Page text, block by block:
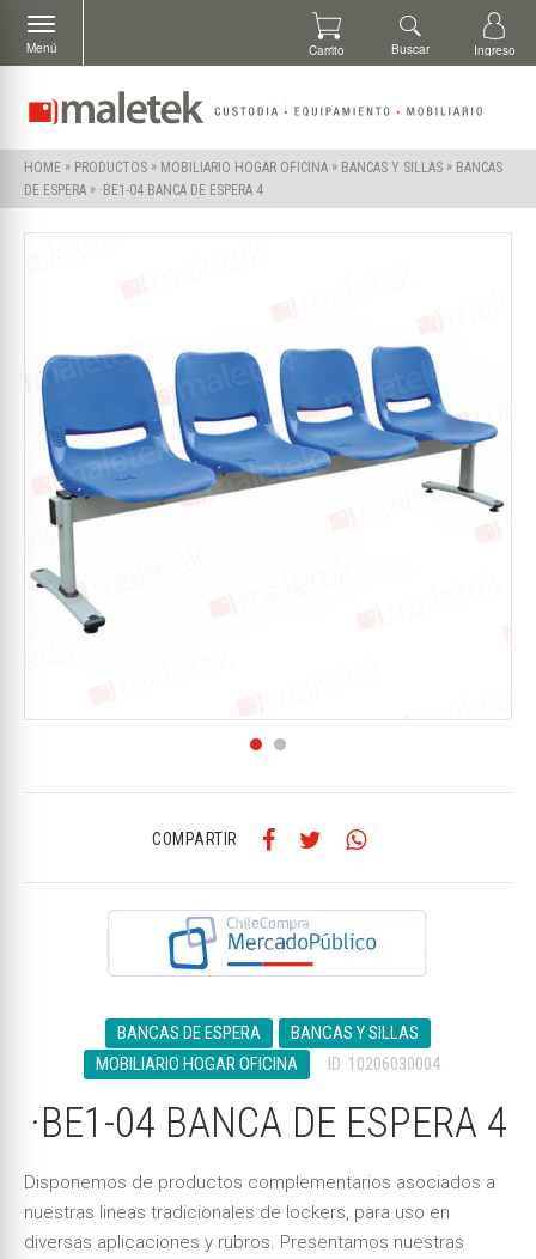
HOME » PRODUCTOS » MOBILIARIO HOGAR OFICINA » BANCAS Y SILLAS » BANCAS
DE ESPERA » ·BE1-04 BANCA DE ESPERA 4
COMPARTIR
BANCAS DE ESPERA
BANCAS Y SILLAS
MOBILIARIO HOGAR OFICINA
ID: 10206030004
·BE1-04 BANCA DE ESPERA 4
Disponemos de productos complementarios asociados a
nuestras lineas tradicionales de lockers, para uso en
diversas aplicaciones y rubros. Presentamos nuestras
Menú Carrito Buscar Ingreso